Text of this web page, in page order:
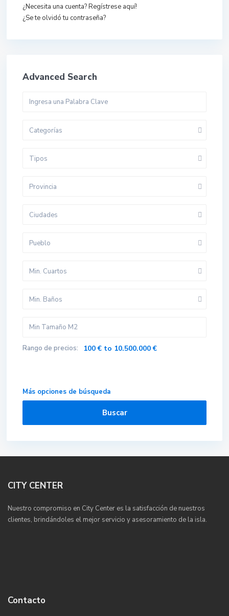
¿Necesita una cuenta? Regístrese aquí!
¿Se te olvidó tu contraseña?
Advanced Search
Categorías
Tipos
Provincia
Ciudades
Pueblo
Min. Cuartos
Min. Baños
Rango de precios: 100 € to 10.500.000 €
Más opciones de búsqueda
Buscar
CITY CENTER
Nuestro compromiso en City Center es la satisfacción de nuestros
clientes, brindándoles el mejor servicio y asesoramiento de la isla.
Contacto